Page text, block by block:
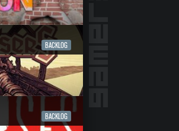
BACKLOG
BACKLOG